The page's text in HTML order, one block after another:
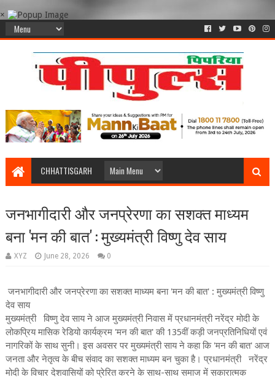
×
CHHATTISGARH
जनभागीदारी और जनप्रेरणा का सशक्त माध्यम
बना 'मन की बात' : मुख्यमंत्री विष्णु देव साय
XYZ June 28, 2026 0
जनभागीदारी और जनप्रेरणा का सशक्त माध्यम बना 'मन की बात' : मुख्यमंत्री विष्णु
देव साय
मुख्यमंत्री विष्णु देव साय ने आज मुख्यमंत्री निवास में प्रधानमंत्री नरेंद्र मोदी के
लोकप्रिय मासिक रेडियो कार्यक्रम 'मन की बात' की 135वीं कड़ी जनप्रतिनिधियों एवं
नागरिकों के साथ सुनी। इस अवसर पर मुख्यमंत्री साय ने कहा कि 'मन की बात' आज
जनता और नेतृत्व के बीच संवाद का सशक्त माध्यम बन चुका है। प्रधानमंत्री नरेंद्र
मोदी के विचार देशवासियों को प्रेरित करने के साथ-साथ समाज में सकारात्मक